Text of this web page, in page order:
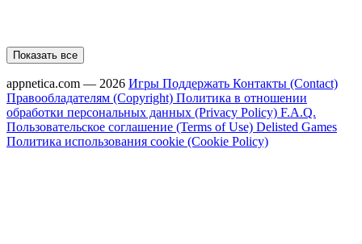
Показать все
appnetica.com — 2026 Игры Поддержать Контакты (Contact)
Правообладателям (Copyright) Политика в отношении
обработки персональных данных (Privacy Policy) F.A.Q.
Пользовательское соглашение (Terms of Use) Delisted Games
Политика использования cookie (Cookie Policy)